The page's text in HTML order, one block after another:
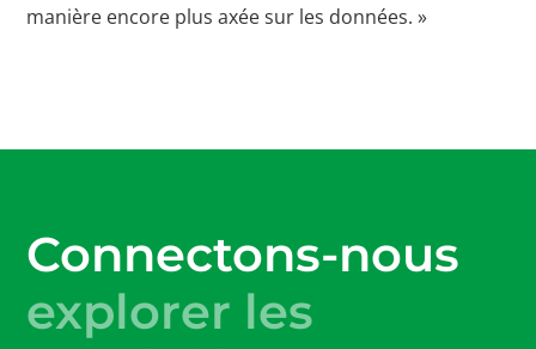
manière encore plus axée sur les données. »
Connectons-nous
explorer les